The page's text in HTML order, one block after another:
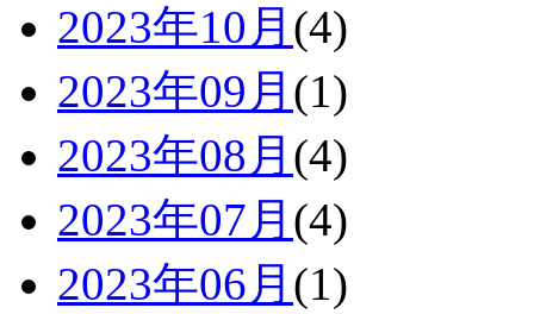
2023年10月 (4)
2023年09月 (1)
2023年08月 (4)
2023年07月 (4)
2023年06月 (1)